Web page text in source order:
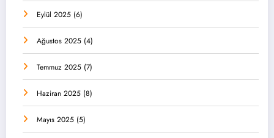
Eylül 2025 (6)
Ağustos 2025 (4)
Temmuz 2025 (7)
Haziran 2025 (8)
Mayıs 2025 (5)